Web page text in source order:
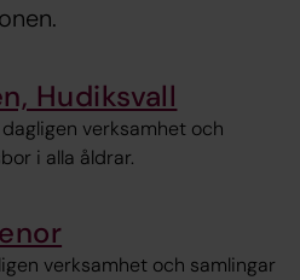
Hudiksvall
verksamhet och
i alla åldrar.
verksamhet och samlingar